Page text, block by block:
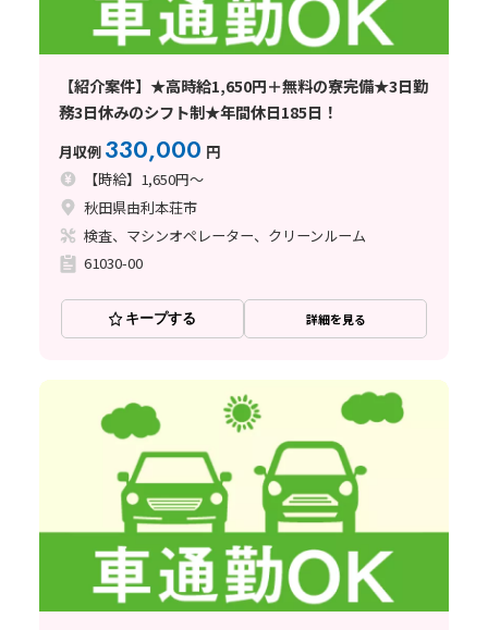
【紹介案件】★高時給1,650円＋無料の寮完備★3日勤
務3日休みのシフト制★年間休日185日！
月収例 330,000 円
【時給】1,650円～
秋田県由利本荘市
検査、マシンオペレーター、クリーンルーム
61030-00
キープする 詳細を見る